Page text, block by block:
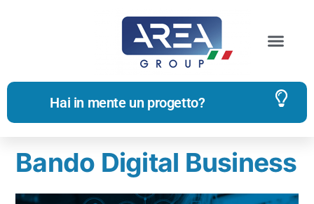
Hai in mente un progetto?
Archivi dell'autore:
Bando Digital Business